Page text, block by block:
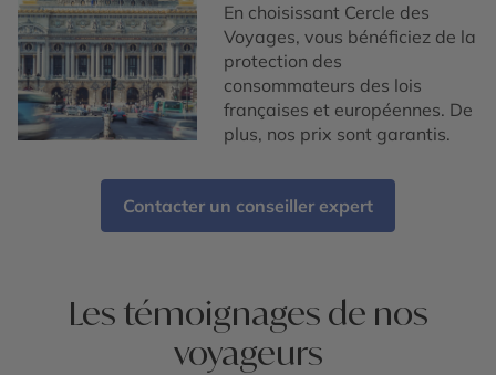
En choisissant Cercle des
Voyages, vous bénéficiez de la
protection des
consommateurs des lois
françaises et européennes. De
plus, nos prix sont garantis.
Contacter un conseiller expert
Les témoignages de nos
voyageurs